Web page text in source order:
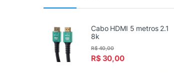
Cabo HDMI 5 metros 2.1
8k
R$30,00
R$40,00